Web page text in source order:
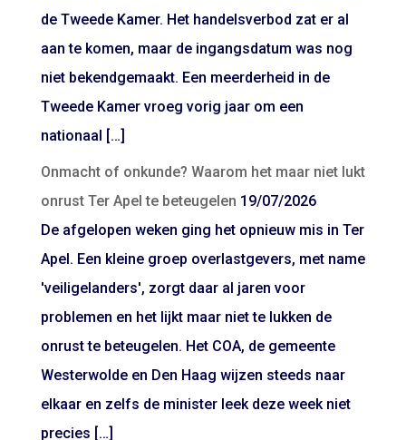
de Tweede Kamer. Het handelsverbod zat er al
aan te komen, maar de ingangsdatum was nog
niet bekendgemaakt. Een meerderheid in de
Tweede Kamer vroeg vorig jaar om een
nationaal […]
Onmacht of onkunde? Waarom het maar niet lukt
onrust Ter Apel te beteugelen 19/07/2026
De afgelopen weken ging het opnieuw mis in Ter
Apel. Een kleine groep overlastgevers, met name
'veiligelanders', zorgt daar al jaren voor
problemen en het lijkt maar niet te lukken de
onrust te beteugelen. Het COA, de gemeente
Westerwolde en Den Haag wijzen steeds naar
elkaar en zelfs de minister leek deze week niet
precies […]